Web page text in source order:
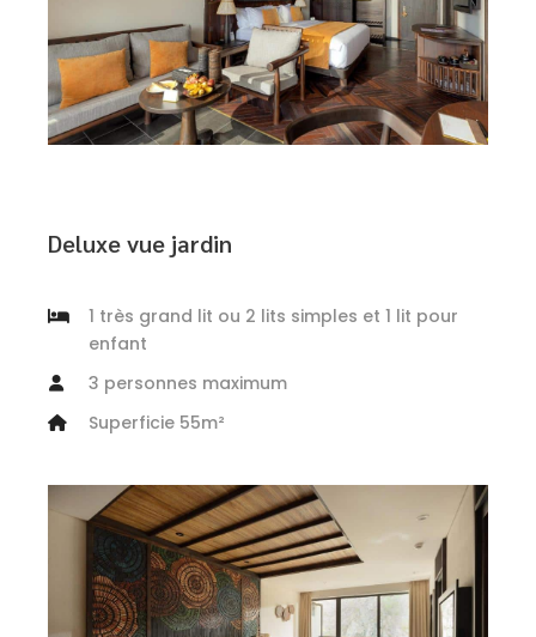
Deluxe vue jardin
1 très grand lit ou 2 lits simples et 1 lit pour
enfant
3 personnes maximum
Superficie 55m²